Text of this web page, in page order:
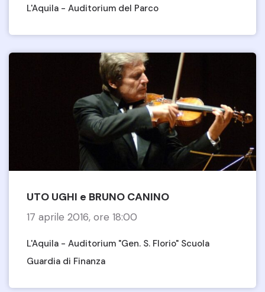
L'Aquila - Auditorium del Parco
UTO UGHI e BRUNO CANINO
17 aprile 2016, ore 18:00
L'Aquila - Auditorium "Gen. S. Florio" Scuola
Guardia di Finanza